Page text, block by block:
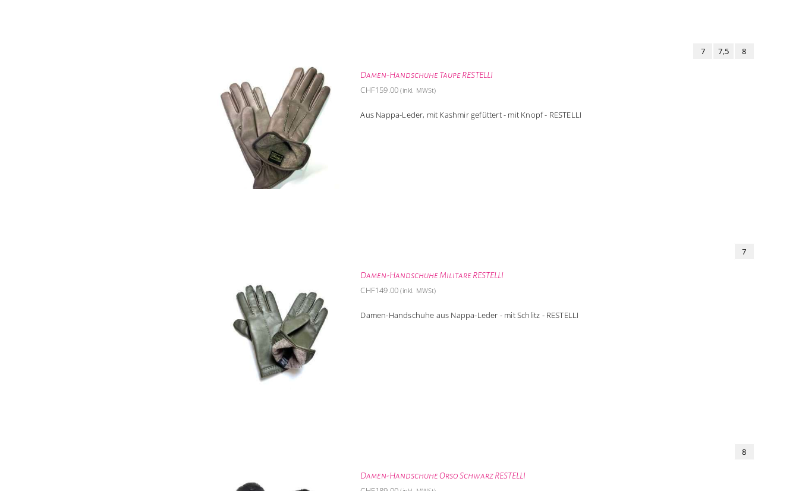
Damen-Handschuhe Taupe RESTELLI
7 7,5 8
CHF159.00 (inkl. MWSt)
Aus Nappa-Leder, mit Kashmir gefüttert - mit Knopf - RESTELLI
Damen-Handschuhe Militare RESTELLI
7
CHF149.00 (inkl. MWSt)
Damen-Handschuhe aus Nappa-Leder - mit Schlitz - RESTELLI
Damen-Handschuhe Orso Schwarz RESTELLI
8